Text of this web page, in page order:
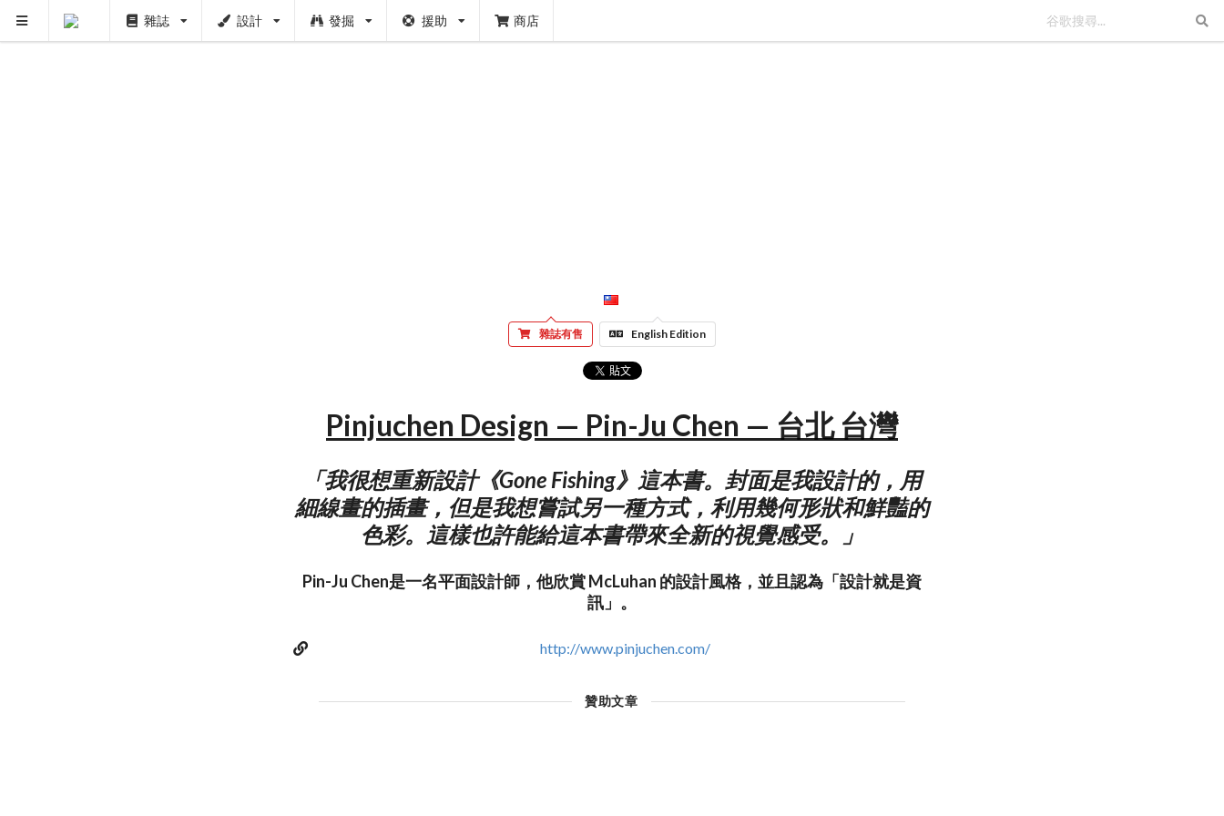
雜誌 設計 發掘 援助 商店
雜誌有售 English Edition
Pinjuchen Design — Pin-Ju Chen — 台北 台灣
「我很想重新設計《Gone Fishing》這本書。封面是我設計的，用
細線畫的插畫，但是我想嘗試另一種方式，利用幾何形狀和鮮豔的
色彩。這樣也許能給這本書帶來全新的視覺感受。」
Pin-Ju Chen是一名平面設計師，他欣賞 McLuhan 的設計風格，並且認為「設計就是資
訊」。
http://www.pinjuchen.com/
贊助文章